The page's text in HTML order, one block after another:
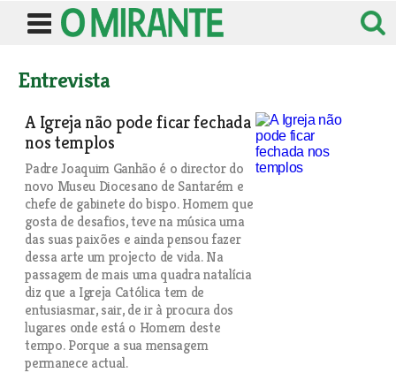
Entrevista
A Igreja não pode ficar fechada
nos templos
Padre Joaquim Ganhão é o director do
novo Museu Diocesano de Santarém e
chefe de gabinete do bispo. Homem que
gosta de desafios, teve na música uma
das suas paixões e ainda pensou fazer
dessa arte um projecto de vida. Na
passagem de mais uma quadra natalícia
diz que a Igreja Católica tem de
entusiasmar, sair, de ir à procura dos
lugares onde está o Homem deste
tempo. Porque a sua mensagem
permanece actual.